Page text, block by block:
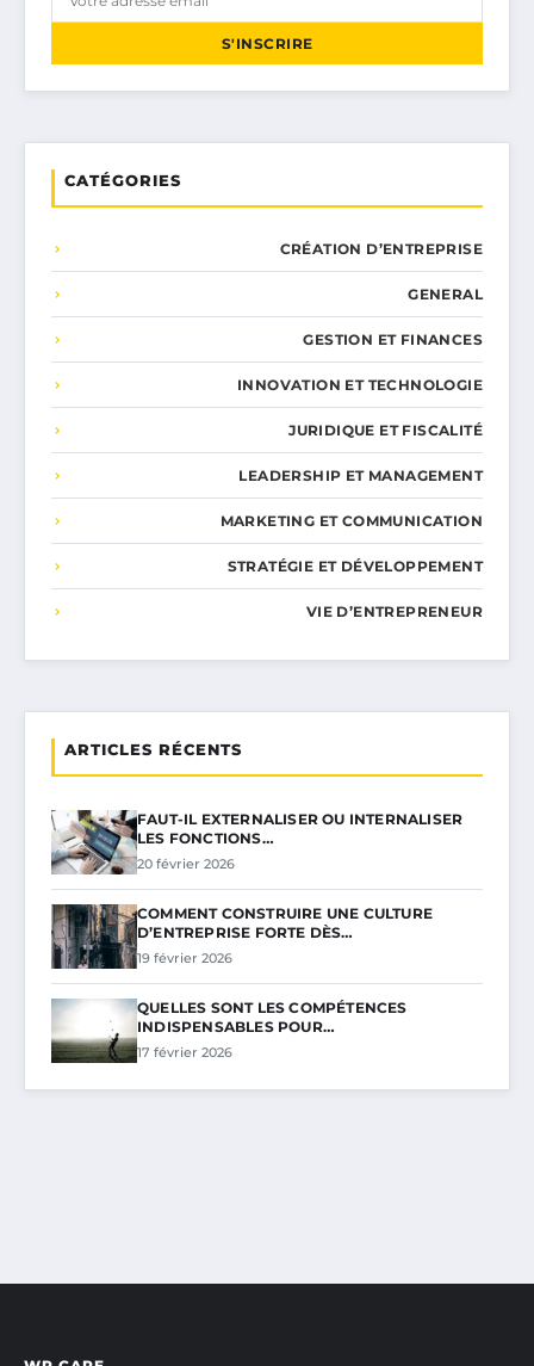
S'INSCRIRE
CATÉGORIES
CRÉATION D’ENTREPRISE
GENERAL
GESTION ET FINANCES
INNOVATION ET TECHNOLOGIE
JURIDIQUE ET FISCALITÉ
LEADERSHIP ET MANAGEMENT
MARKETING ET COMMUNICATION
STRATÉGIE ET DÉVELOPPEMENT
VIE D’ENTREPRENEUR
ARTICLES RÉCENTS
FAUT-IL EXTERNALISER OU INTERNALISER
LES FONCTIONS…
20 février 2026
COMMENT CONSTRUIRE UNE CULTURE
D’ENTREPRISE FORTE DÈS…
19 février 2026
QUELLES SONT LES COMPÉTENCES
INDISPENSABLES POUR…
17 février 2026